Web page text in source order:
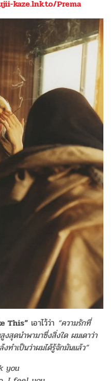
kaze.lnk.to/Prema
This” เอาไว้ว่า “ความรักที่
สุดนำพามาซึ่งสิ่งใด ผมเดาว่า
ทำเป็นว่าผมได้รู้จักมันแล้ว”
you